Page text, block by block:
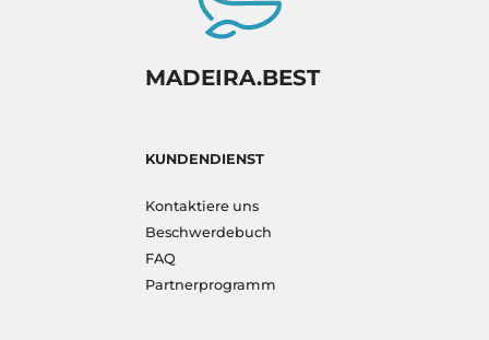
MADEIRA.BEST
KUNDENDIENST
Kontaktiere uns
Beschwerdebuch
FAQ
Partnerprogramm